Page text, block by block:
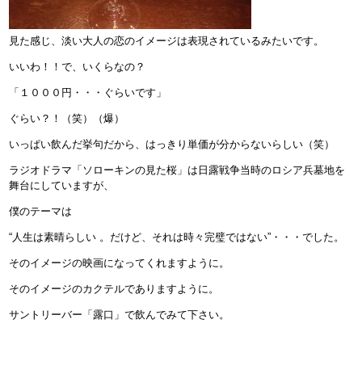
見た感じ、淡い大人の恋のイメージは表現されているみたいです。
いいわ！！で、いくらなの？
「１０００円・・・ぐらいです」
ぐらい？！（笑）（爆）
いっぱい飲んだ挙句だから、はっきり単価が分からないらしい（笑）
ラジオドラマ「ソローキンの見た桜」は日露戦争当時のロシア兵墓地を
舞台にしていますが、
僕のテーマは
“人生は素晴らしい 。だけど、それは時々完璧ではない”・・・でした。
そのイメージの映画になってくれますように。
そのイメージのカクテルでありますように。
サントリーバー「露口」で飲んでみて下さい。